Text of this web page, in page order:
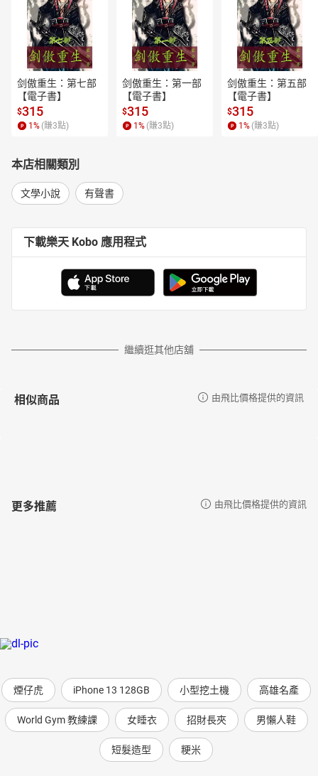
剑傲重生：第七部
【電子書】
$315
1 % (賺3點)
剑傲重生：第一部
【電子書】
$315
1 % (賺3點)
剑傲重生：第五部
【電子書】
$315
1 % (賺3點)
本店相關類別
文學小說 有聲書
下載樂天 Kobo 應用程式
繼續逛其他店舖
相似商品 由飛比價格提供的資訊
更多推薦 由飛比價格提供的資訊
煙仔虎 iPhone 13 128GB 小型挖土機 高雄名產
World Gym 教練課 女睡衣 招財長夾 男懶人鞋
短髮造型 粳米